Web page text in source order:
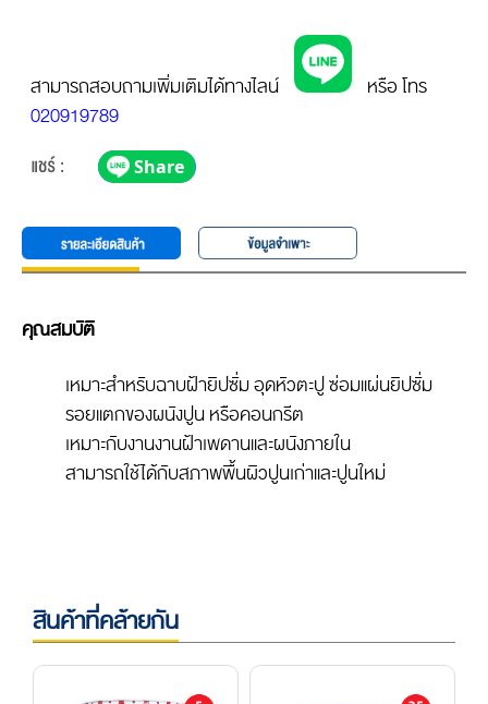
สามารถสอบถามเพิ่มเติมได้ทางไลน์
หรือ โทร
020919789
คุณสมบัติ
เหมาะสำหรับฉาบฝ้ายิปซั่ม อุดหัวตะปู ซ่อมแผ่นยิปซั่ม
รอยแตกของผนังปูน หรือคอนกรีต
เหมาะกับงานงานฝ้าเพดานและผนังภายใน
สามารถใช้ได้กับสภาพพื้นผิวปูนเก่าและปูนใหม่
สินค้าที่คล้ายกัน